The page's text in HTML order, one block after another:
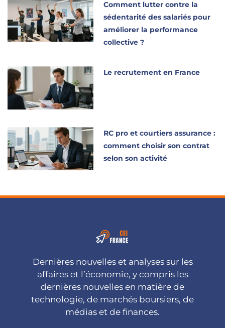
Comment lutter contre la
sédentarité des salariés pour
améliorer la performance
collective ?
Le recrutement en France
RC pro et courtiers assurance :
comment choisir son contrat
selon son activité
Dernières nouvelles et analyses sur les
affaires et l’économie, y compris les
dernières nouvelles en matière de
technologie, de marchés boursiers, de
médias et de finances.